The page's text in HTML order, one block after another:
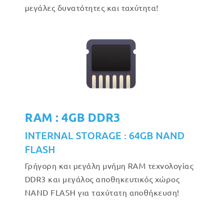
μεγάλες δυνατότητες και ταχύτητα!
RAM : 4GB DDR3
INTERNAL STORAGE : 64GB NAND
FLASH
Γρήγορη και μεγάλη μνήμη RAM τεχνολογίας
DDR3 και μεγάλος αποθηκευτικός χώρος
NAND FLASH για ταχύτατη αποθήκευση!